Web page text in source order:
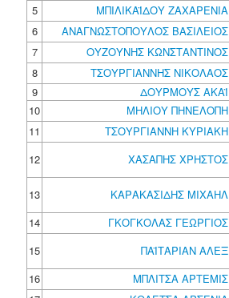
5
ΜΠΙΛΙΚΑΪΔΟΥ ΖΑΧΑΡΕΝΙΑ
6
ΑΝΑΓΝΩΣΤΟΠΟΥΛΟΣ ΒΑΣΙΛΕΙΟΣ
7
ΟΥΖΟΥΝΗΣ ΚΩΝΣΤΑΝΤΙΝΟΣ
8
ΤΣΟΥΡΓΙΑΝΝΗΣ ΝΙΚΟΛΑΟΣ
9
ΔΟΥΡΜΟΥΣ ΑΚΑΪ
10
ΜΗΛΙΟΥ ΠΗΝΕΛΟΠΗ
11
ΤΣΟΥΡΓΙΑΝΝΗ ΚΥΡΙΑΚΗ
12
ΧΑΣΑΠΗΣ ΧΡΗΣΤΟΣ
13 ΚΑΡΑΚΑΣΙΔΗΣ ΜΙΧΑΗΛ
14
ΓΚΟΓΚΟΛΑΣ ΓΕΩΡΓΙΟΣ
15
ΠΑΪΤΑΡΙΑΝ ΑΛΕΞ
16
ΜΠΛΙΤΣΑ ΑΡΤΕΜΙΣ